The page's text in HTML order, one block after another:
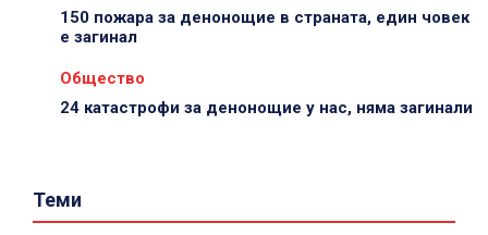
150 пожара за денонощие в страната, един човек
е загинал
Общество
24 катастрофи за денонощие у нас, няма загинали
Теми